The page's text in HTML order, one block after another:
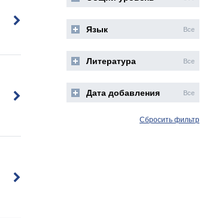
Язык Все
Литература Все
Дата добавления Все
Сбросить фильтр